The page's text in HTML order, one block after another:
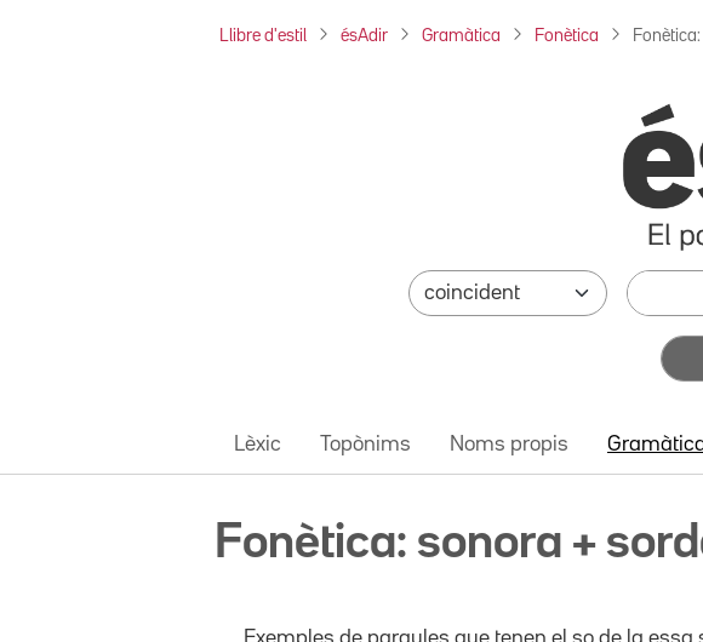
Llibre d'estil ésAdir Gramàtica Fonètica
Lèxic Topònims Noms propis
Fonètica: sonora +
Exemples de paraules que tenen el so de la